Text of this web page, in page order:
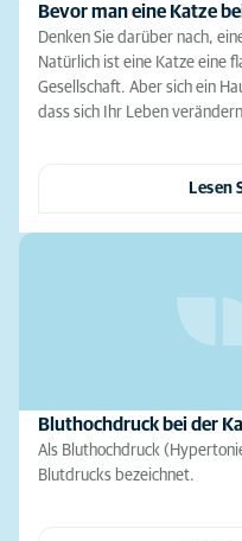
Bevor man eine Katze
Denken Sie darüber nach,
Natürlich ist eine Katze eine
Gesellschaft. Aber sich ein
dass sich Ihr Leben
Lesen
Bluthochdruck bei der
Als Bluthochdruck
Blutdrucks bezeichnet.